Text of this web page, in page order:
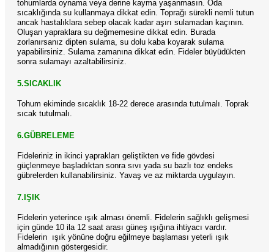
tohumlarda oynama veya derine kayma yaşanmasın. Oda
sıcaklığında su kullanmaya dikkat edin. Toprağı sürekli nemli tutun
ancak hastalıklara sebep olacak kadar aşırı sulamadan kaçının.
Oluşan yapraklara su değmemesine dikkat edin. Burada
zorlanırsanız dipten sulama, su dolu kaba koyarak sulama
yapabilirsiniz. Sulama zamanına dikkat edin. Fideler büyüdükten
sonra sulamayı azaltabilirsiniz.
5.SICAKLIK
Tohum ekiminde sıcaklık 18-22 derece arasında tutulmalı. Toprak
sıcak tutulmalı.
6.GÜBRELEME
Fideleriniz in ikinci yaprakları geliştikten ve fide gövdesi
güçlenmeye başladıktan sonra sıvı yada su bazlı toz endeks
gübrelerden kullanabilirsiniz. Yavaş ve az miktarda uygulayın.
7.IŞIK
Fidelerin yeterince ışık alması önemli. Fidelerin sağlıklı gelişmesi
için günde 10 ila 12 saat arası güneş ışığına ihtiyacı vardır.
Fidelerin ışık yönüne doğru eğilmeye başlaması yeterli ışık
almadığının göstergesidir.